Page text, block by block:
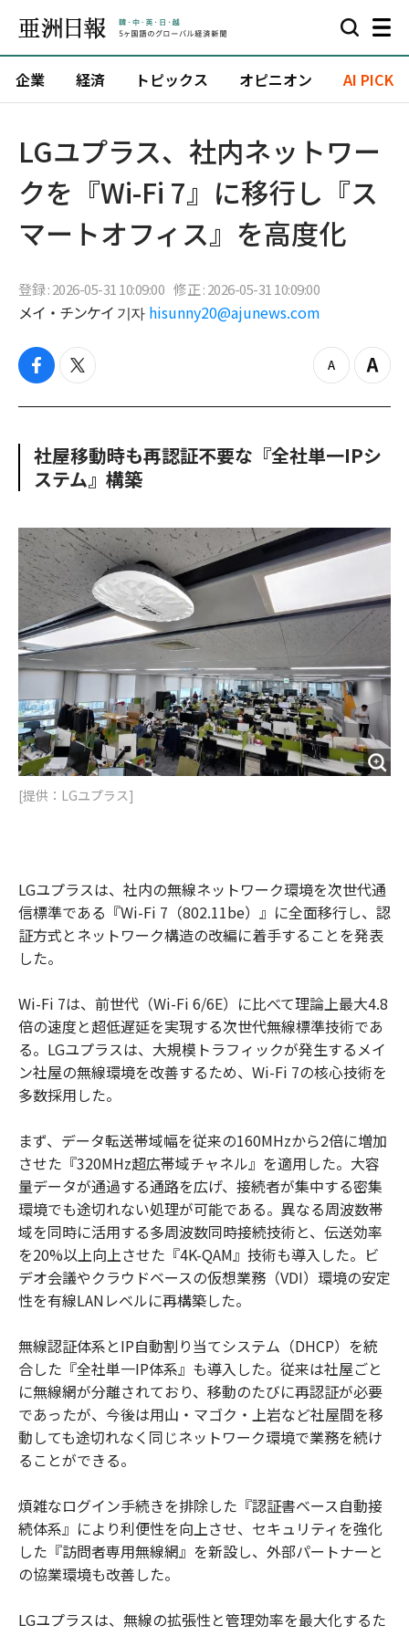
企業 経済 トピックス オピニオン AI PICK
LGユプラス、社内ネットワー
クを『Wi-Fi 7』に移行し『ス
マートオフィス』を高度化
登録 : 2026-05-31 10:09:00 修正 : 2026-05-31 10:09:00
メイ・チンケイ 기자 hisunny20@ajunews.com
f
c
o
o
t
i
e
r
z
o
u
Z
o
n
社屋移動時も再認証不要な『全社単一IPシ
ステム』構築
[提供：LGユプラス]
LGユプラスは、社内の無線ネットワーク環境を次世代通
信標準である『Wi-Fi 7（802.11be）』に全面移行し、認
証方式とネットワーク構造の改編に着手することを発表
した。
Wi-Fi 7は、前世代（Wi-Fi 6/6E）に比べて理論上最大4.8
倍の速度と超低遅延を実現する次世代無線標準技術であ
る。LGユプラスは、大規模トラフィックが発生するメイ
ン社屋の無線環境を改善するため、Wi-Fi 7の核心技術を
多数採用した。
まず、データ転送帯域幅を従来の160MHzから2倍に増加
させた『320MHz超広帯域チャネル』を適用した。大容
量データが通過する通路を広げ、接続者が集中する密集
環境でも途切れない処理が可能である。異なる周波数帯
域を同時に活用する多周波数同時接続技術と、伝送効率
を20%以上向上させた『4K-QAM』技術も導入した。ビ
デオ会議やクラウドベースの仮想業務（VDI）環境の安定
性を有線LANレベルに再構築した。
無線認証体系とIP自動割り当てシステム（DHCP）を統
合した『全社単一IP体系』も導入した。従来は社屋ごと
に無線網が分離されており、移動のたびに再認証が必要
であったが、今後は用山・マゴク・上岩など社屋間を移
動しても途切れなく同じネットワーク環境で業務を続け
ることができる。
煩雑なログイン手続きを排除した『認証書ベース自動接
続体系』により利便性を向上させ、セキュリティを強化
した『訪問者専用無線網』を新設し、外部パートナーと
の協業環境も改善した。
LGユプラスは、無線の拡張性と管理効率を最大化するた